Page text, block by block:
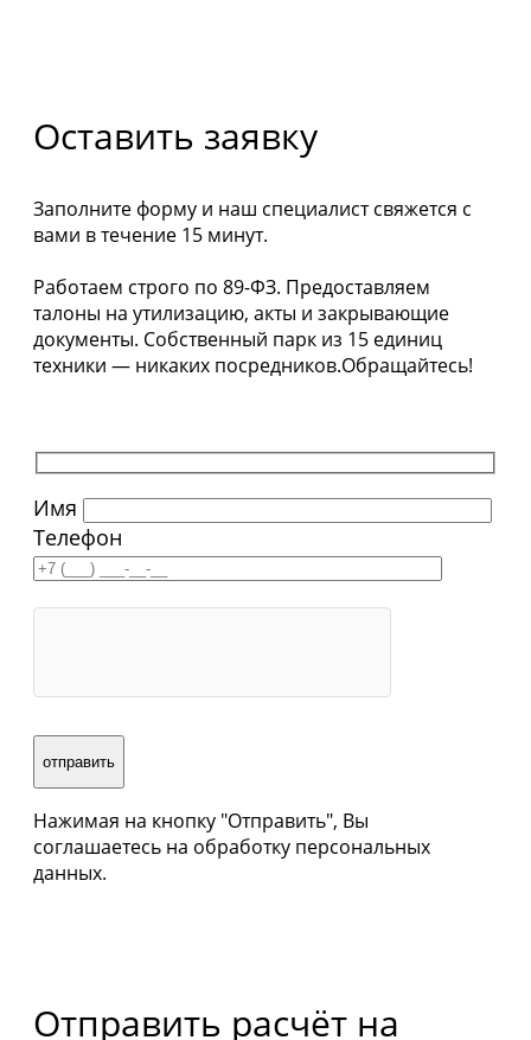
Оставить заявку
Заполните форму и наш специалист свяжется с
вами в течение 15 минут.
Работаем строго по 89-ФЗ. Предоставляем
талоны на утилизацию, акты и закрывающие
документы. Собственный парк из 15 единиц
техники — никаких посредников.Обращайтесь!
Имя
Телефон
Нажимая на кнопку "Отправить", Вы
соглашаетесь на обработку персональных
данных.
Отправить расчёт на